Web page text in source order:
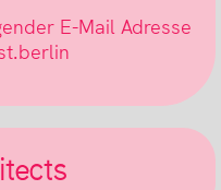
E-Mail Adresse